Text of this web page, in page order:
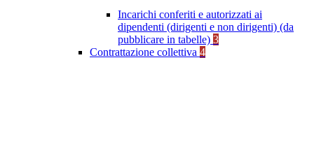
Incarichi conferiti e autorizzati ai
dipendenti (dirigenti e non dirigenti) (da
pubblicare in tabelle) 3
Contrattazione collettiva 4